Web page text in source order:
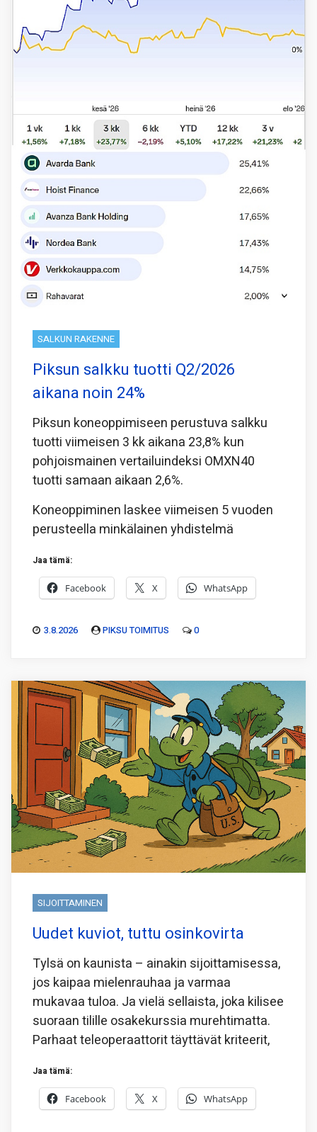
SALKUN RAKENNE
Piksun salkku tuotti Q2/2026
aikana noin 24%
Piksun koneoppimiseen perustuva salkku
tuotti viimeisen 3 kk aikana 23,8% kun
pohjoismainen vertailuindeksi OMXN40
tuotti samaan aikaan 2,6%.
Koneoppiminen laskee viimeisen 5 vuoden
perusteella minkälainen yhdistelmä
Jaa tämä:
Facebook X WhatsApp
3.8.2026 PIKSU TOIMITUS 0
SIJOITTAMINEN
Uudet kuviot, tuttu osinkovirta
Tylsä on kaunista – ainakin sijoittamisessa,
jos kaipaa mielenrauhaa ja varmaa
mukavaa tuloa. Ja vielä sellaista, joka kilisee
suoraan tilille osakekurssia murehtimatta.
Parhaat teleoperaattorit täyttävät kriteerit,
Jaa tämä:
Facebook X WhatsApp